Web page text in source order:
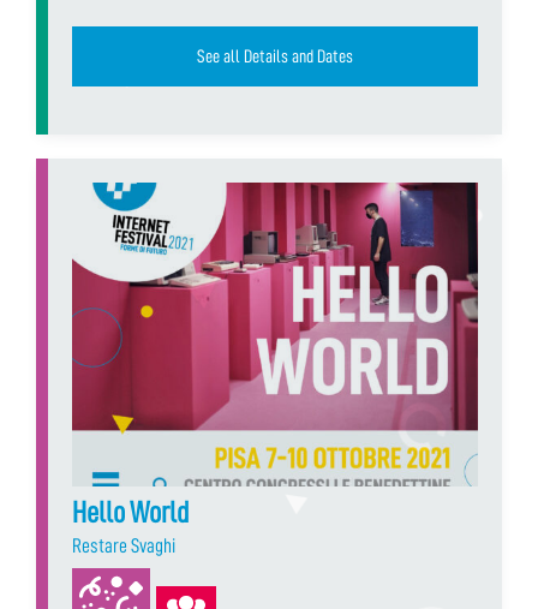
See all Details and Dates
Hello World
Restare Svaghi